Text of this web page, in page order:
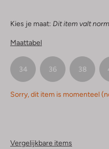
Kies je maat: Dit item valt
Maattabel
34 36 38
Sorry, dit item is momenteel
Vergelijkbare items